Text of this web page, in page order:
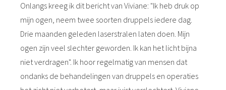
Onlangs kreeg ik dit bericht van Viviane: "Ik heb druk op
mijn ogen, neem twee soorten druppels iedere dag.
Drie maanden geleden laserstralen laten doen. Mijn
ogen zijn veel slechter geworden. Ik kan het licht bijna
niet verdragen". Ik hoor regelmatig van mensen dat
ondanks de behandelingen van druppels en operaties